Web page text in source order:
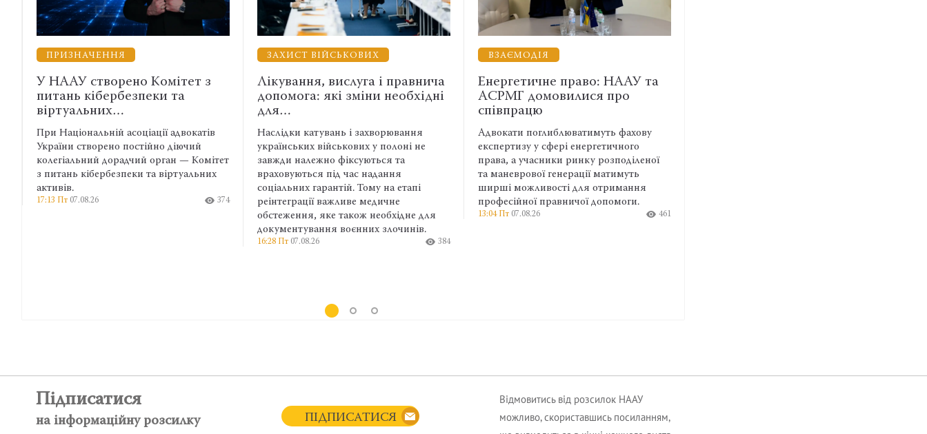
з
адвокатів
діючий
— Комітет
віртуальних
374
ЗАХИСТ ВІЙСЬКОВИХ
Лікування, вислуга і правнича
допомога: які зміни необхідні
для…
Наслідки катувань і захворювання
українських військових у полоні не
завжди належно фіксуються та
враховуються під час надання
соціальних гарантій. Тому на етапі
реінтеграції важливе медичне
обстеження, яке також необхідне для
документування воєнних злочинів.
384
ВЗАЄМОДІЯ
Енергетичне право: НААУ та
АСРМГ домовилися про
Адвокати поглиблюватимуть фахову
експертизу у сфері енергетичного
права, а учасники ринку розподіленої
та маневрової генерації матимуть
ширші можливості для отримання
професійної правничої допомоги.
13:04 Пт07.08.26 461
Як окуляри допомагають
вимкнути режим адвоката –
Постійна готовність відповідати
клієнтам, думки про справи поза
робочим часом і переживання чужих
емоцій стирають межу між
професійним та особистим життям
адвоката. Саме тому варто тренувати
перемикання між контекстами,
Підписатися
на інформаційну розсилку ПІДПИСАТИСЯ
Відмовитись від розсилок НААУ
можливо, скориставшись посиланням,